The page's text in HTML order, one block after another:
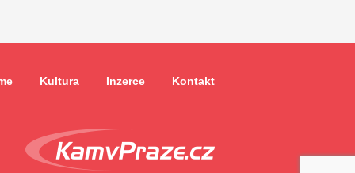
Kultura Inzerce Kontakt